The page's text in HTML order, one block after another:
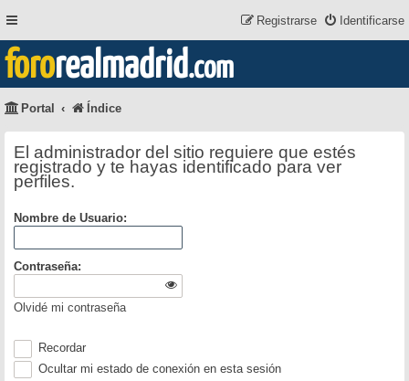
Identificarse
Registrarse
fororealmadrid.com
Portal Índice
El administrador del sitio requiere que estés
registrado y te hayas identificado para ver
perfiles.
Nombre de Usuario:
Contraseña:
Olvidé mi contraseña
Recordar
Ocultar mi estado de conexión en esta sesión